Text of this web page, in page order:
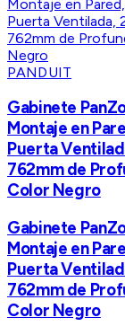
PANDUIT
Gabinete
Montaje en
Puerta
762mm de
Color Negro
Gabinete
Montaje en
Puerta
762mm de
Color Negro